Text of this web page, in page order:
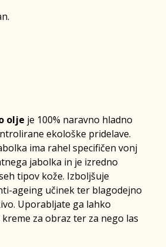
olje je 100% naravno hladno
ekološke pridelave.
ima rahel specifičen vonj
jabolka in je izredno
tipov kože. Izboljšuje
ageing učinek ter blagodejno
Uporabljate ga lahko
za obraz ter za nego las